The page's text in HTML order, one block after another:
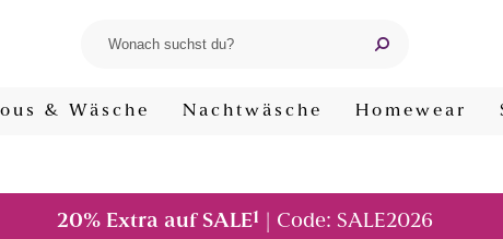
& Wäsche Nachtwäsche Homewear
20% Extra auf SALE1 | Code: SALE2026